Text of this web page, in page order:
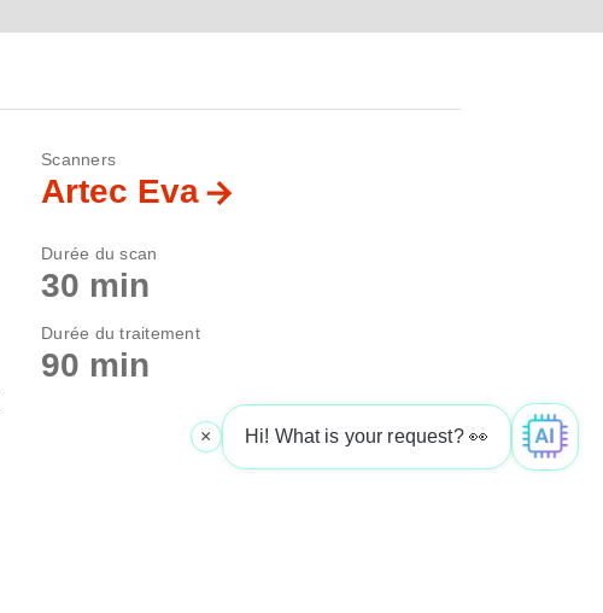
Scanners
Artec Eva
Durée du scan
30 min
Durée du traitement
90 min
Hi! What is your request? 👀
×